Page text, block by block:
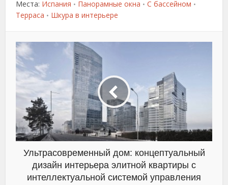
Места: Испания • Панорамные окна • С бассейном •
Терраса • Шкура в интерьере
Ультрасовременный дом: концептуальный
дизайн интерьера элитной квартиры с
интеллектуальной системой управления